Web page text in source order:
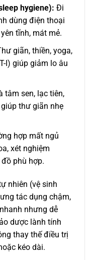
hygiene): Đi
dùng điện thoại
tĩnh, mát mẻ.
giãn, thiền, yoga,
I) giúp giảm lo âu
tâm sen, lạc tiên,
thư giãn nhẹ
hợp mất ngủ
xét nghiệm
phù hợp.
nhiên (vệ sinh
tác dụng chậm,
nhưng dễ
dược lành tính
thay thế điều trị
kéo dài.